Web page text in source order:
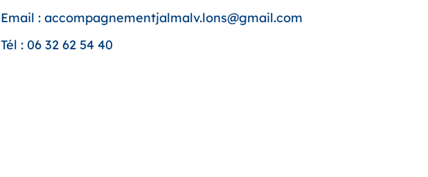
Email : accompagnementjalmalv.lons@gmail.com
Tél : 06 32 62 54 40